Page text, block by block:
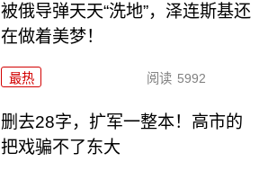
被俄导弹天天“洗地”，泽连斯基还
在做着美梦！
最热 阅读 5992
删去28字，扩军一整本！高市的
把戏骗不了东大